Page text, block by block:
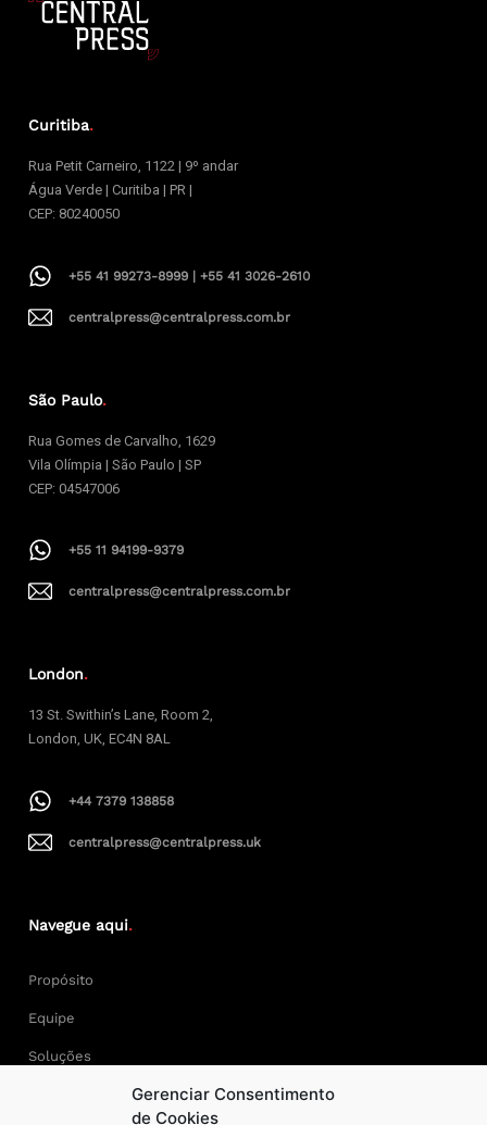
Gerenciar Consentimento
de Cookies
Curitiba.
Rua Petit Carneiro, 1122 | 9º andar
Água Verde | Curitiba | PR |
CEP: 80240050
+55 41 99273-8999 | +55 41 3026-2610
centralpress@centralpress.com.br
São Paulo.
Rua Gomes de Carvalho, 1629
Vila Olímpia | São Paulo | SP
CEP: 04547006
+55 11 94199-9379
centralpress@centralpress.com.br
London.
13 St. Swithin’s Lane, Room 2,
London, UK, EC4N 8AL
+44 7379 138858
centralpress@centralpress.uk
Navegue aqui.
Propósito
Equipe
Soluções